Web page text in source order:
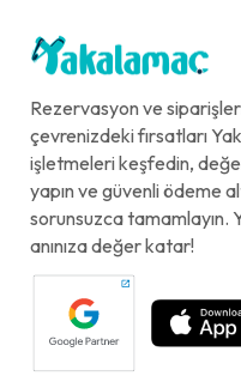
Rezervasyon ve
çevrenizdeki fırsatları
işletmeleri keşfedin,
yapın ve güvenli ödeme
sorunsuzca tamamlayın.
anınıza değer katar!